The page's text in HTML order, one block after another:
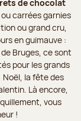
de chocolat
carrées garnies
ou grand cru,
en guimauve :
Bruges, ce sont
pour les grands
Noël, la fête des
Là encore,
vous
!